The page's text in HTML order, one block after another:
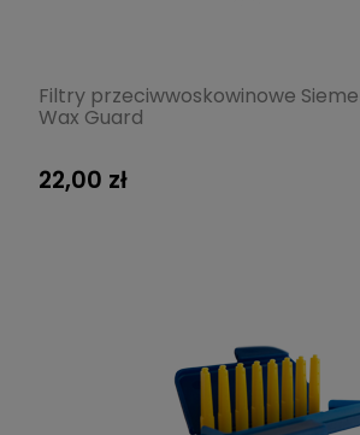
Filtry przeciwwoskowinowe
Wax Guard
22,00 zł